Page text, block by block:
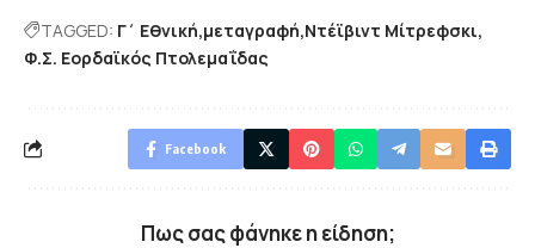
TAGGED: Γ΄ Εθνική μεταγραφή Ντέϊβιντ Μίτρεφσκι
Φ.Σ. Εορδαϊκός Πτολεμαΐδας
Facebook
Πως σας φάνηκε η είδηση;